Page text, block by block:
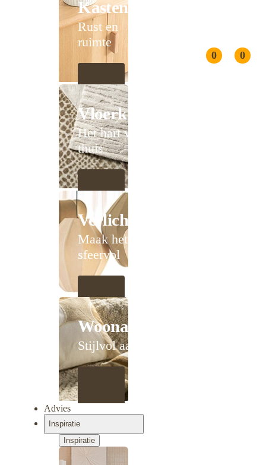
0 0
Kasten
Rust en
ruimte
Vloerkleden
Het hart van
thuis
Verlichting
Maak het
sfeervol
Woonaccessoires
Stijlvol aanschuiven
Advies
Inspiratie
Inspiratie